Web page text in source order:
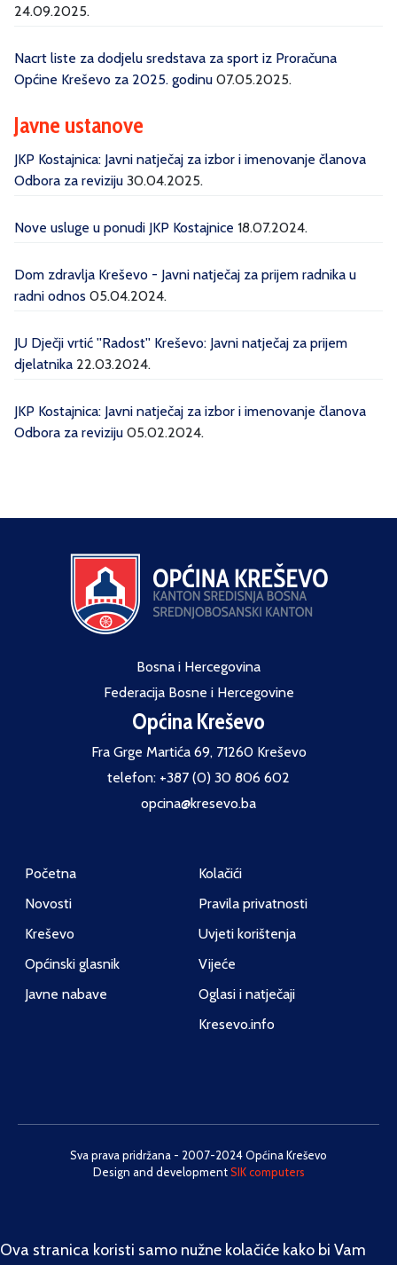
24.09.2025.
Nacrt liste za dodjelu sredstava za sport iz Proračuna
Općine Kreševo za 2025. godinu 07.05.2025.
Javne ustanove
JKP Kostajnica: Javni natječaj za izbor i imenovanje članova
Odbora za reviziju 30.04.2025.
Nove usluge u ponudi JKP Kostajnice 18.07.2024.
Dom zdravlja Kreševo - Javni natječaj za prijem radnika u
radni odnos 05.04.2024.
JU Dječji vrtić ''Radost'' Kreševo: Javni natječaj za prijem
djelatnika 22.03.2024.
JKP Kostajnica: Javni natječaj za izbor i imenovanje članova
Odbora za reviziju 05.02.2024.
Bosna i Hercegovina
Federacija Bosne i Hercegovine
Općina Kreševo
Fra Grge Martića 69, 71260 Kreševo
telefon: +387 (0) 30 806 602
opcina@kresevo.ba
Početna
Novosti
Kreševo
Općinski glasnik
Javne nabave
Kolačići
Pravila privatnosti
Uvjeti korištenja
Vijeće
Oglasi i natječaji
Kresevo.info
Sva prava pridržana - 2007-2024 Općina Kreševo
Design and developmentSIK computers
Ova stranica koristi samo nužne kolačiće kako bi Vam